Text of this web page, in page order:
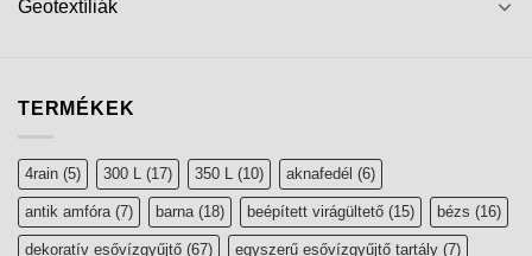
Geotextíliák
TERMÉKEK
4rain (5) 300 L (17) 350 L (10) aknafedél (6)
antik amfóra(7) barna(18) beépített virágültető (15) bézs (16)
dekoratív esővízgyűjtő (67) egyszerű esővízgyűjtő tartály (7)